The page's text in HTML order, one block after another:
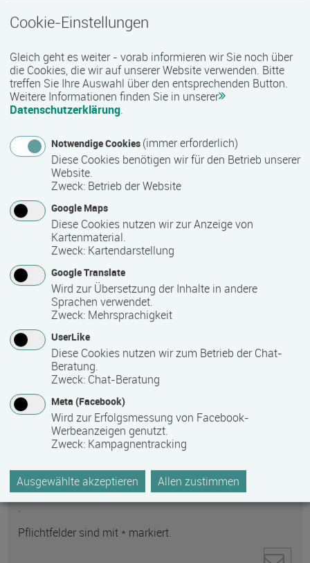
Telefon
E-Mail *
Nachricht *
Anti-Roboter-Verifizierung
Ihre personenbezogenen Daten werden zur
Kontaktaufnahme direkt an den ausgewählten
Empfänger gesendet. Weitere Informationen zum
Daten finden Sie in unserer
Datenschutzerklärung
.
Pflichtfelder sind mit * markiert.
Cookie-Einstellungen
Gleich geht es weiter - vorab informieren wir Sie noch über
die Cookies, die wir auf unserer Website verwenden. Bitte
treffen Sie Ihre Auswahl über den entsprechenden Button.
Weitere Informationen finden Sie in unserer
Datenschutzerklärung.
Notwendige Cookies (immer erforderlich)
Diese Cookies benötigen wir für den Betrieb unserer
Website.
Zweck: Betrieb der Website
Google Maps
Diese Cookies nutzen wir zur Anzeige von
Kartenmaterial.
Zweck: Kartendarstellung
Google Translate
Wird zur Übersetzung der Inhalte in andere
Sprachen verwendet.
Zweck: Mehrsprachigkeit
UserLike
Diese Cookies nutzen wir zum Betrieb der Chat-
Beratung.
Zweck: Chat-Beratung
Meta (Facebook)
Wird zur Erfolgsmessung von Facebook-
Werbeanzeigen genutzt.
Zweck: Kampagnentracking
Ausgewählte akzeptieren Allen zustimmen